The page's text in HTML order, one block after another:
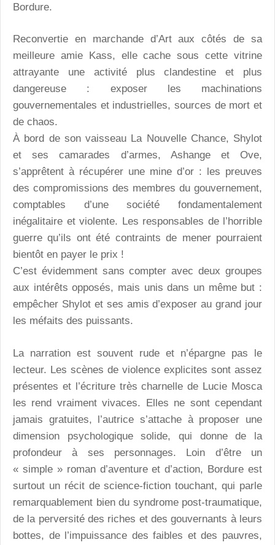
Bordure.
Reconvertie en marchande d’Art aux côtés de sa
meilleure amie Kass, elle cache sous cette vitrine
attrayante une activité plus clandestine et plus
dangereuse : exposer les machinations
gouvernementales et industrielles, sources de mort et
de chaos.
À bord de son vaisseau La Nouvelle Chance, Shylot
et ses camarades d’armes, Ashange et Ove,
s’apprêtent à récupérer une mine d’or : les preuves
des compromissions des membres du gouvernement,
comptables d’une société fondamentalement
inégalitaire et violente. Les responsables de l’horrible
guerre qu’ils ont été contraints de mener pourraient
bientôt en payer le prix !
C’est évidemment sans compter avec deux groupes
aux intérêts opposés, mais unis dans un même but :
empêcher Shylot et ses amis d’exposer au grand jour
les méfaits des puissants.
La narration est souvent rude et n’épargne pas le
lecteur. Les scènes de violence explicites sont assez
présentes et l’écriture très charnelle de Lucie Mosca
les rend vraiment vivaces. Elles ne sont cependant
jamais gratuites, l’autrice s’attache à proposer une
dimension psychologique solide, qui donne de la
profondeur à ses personnages. Loin d’être un
« simple » roman d’aventure et d’action, Bordure est
surtout un récit de science-fiction touchant, qui parle
remarquablement bien du syndrome post-traumatique,
de la perversité des riches et des gouvernants à leurs
bottes, de l’impuissance des faibles et des pauvres,